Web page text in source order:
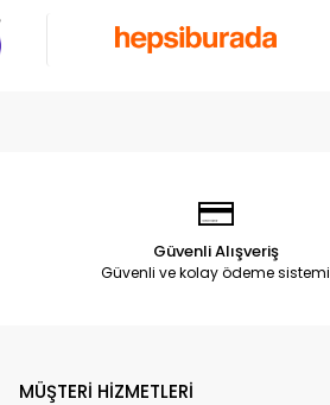
Güvenli Alışveriş
Güvenli ve kolay ödeme sistemi
MÜŞTERİ HİZMETLERİ